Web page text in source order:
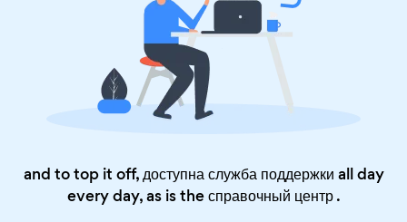
and to top it off, доступна служба поддержки all day
every day, as is theсправочный центр.